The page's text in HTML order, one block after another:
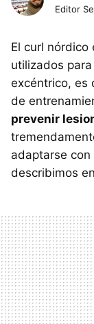
Editor
El curl nórdico
utilizados
excéntrico, es
de
prevenir
adaptarse
describimos